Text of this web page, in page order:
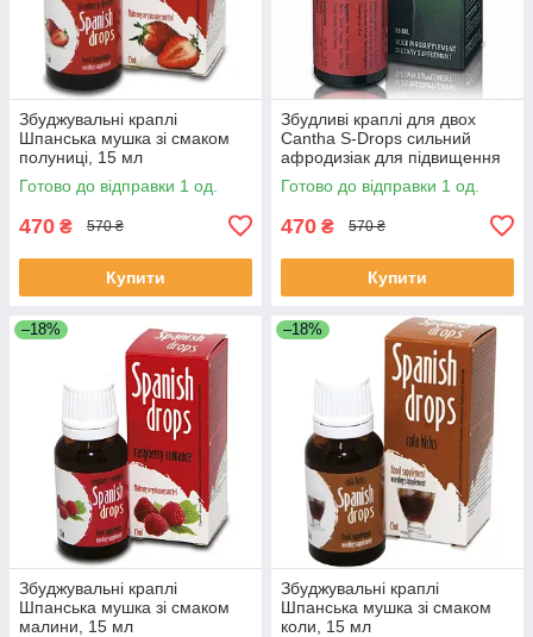
Збуджувальні краплі
Шпанська мушка зі смаком
полуниці, 15 мл
Готово до відправки 1 од.
470 ₴ 570 ₴
Купити
Збудливі краплі для двох
Cantha S-Drops сильний
афродизіак для підвищення
сексуальної енергії з L-
аргініном та вітаміном C
Готово до відправки 1 од.
470 ₴ 570 ₴
Купити
–18%
Збуджувальні краплі
Шпанська мушка зі смаком
малини, 15 мл
–18%
Збуджувальні краплі
Шпанська мушка зі смаком
коли, 15 мл